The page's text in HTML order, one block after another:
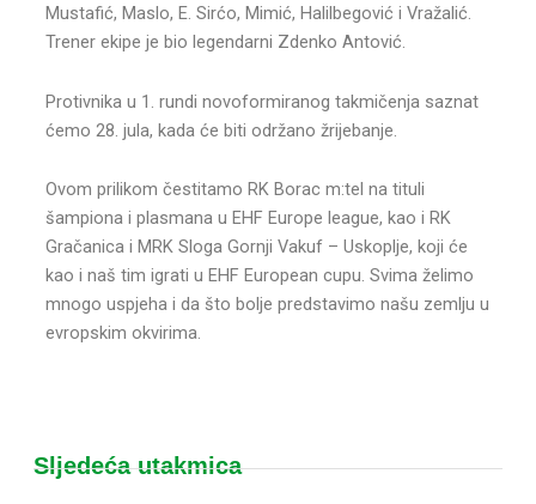
Mustafić, Maslo, E. Sirćo, Mimić, Halilbegović i Vražalić.
Trener ekipe je bio legendarni Zdenko Antović.
Protivnika u 1. rundi novoformiranog takmičenja saznat
ćemo 28. jula, kada će biti održano žrijebanje.
Ovom prilikom čestitamo RK Borac m:tel na tituli
šampiona i plasmana u EHF Europe league, kao i RK
Gračanica i MRK Sloga Gornji Vakuf – Uskoplje, koji će
kao i naš tim igrati u EHF European cupu. Svima želimo
mnogo uspjeha i da što bolje predstavimo našu zemlju u
evropskim okvirima.
Sljedeća utakmica